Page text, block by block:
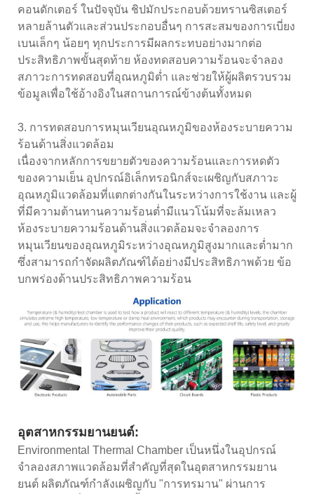
คอนดักเตอร์ ในปัจจุบัน ชิปมักประกอบด้วยทรานซิสเตอร์
หลายล้านตัวและส่วนประกอบอื่นๆ การสะสมของการเบี่ยง
เบนเล็กๆ น้อยๆ ทุกประการมีผลกระทบอย่างมากต่อ
ประสิทธิภาพขั้นสุดท้าย ห้องทดสอบความร้อนจะจำลอง
สภาวะการทดสอบที่อุณหภูมิต่ำ และช่วยให้ผู้ผลิตรวบรวม
ข้อมูลเพื่อใช้อ้างอิงในสถานการณ์ข้างต้นทั้งหมด
3. การทดสอบการหมุนเวียนอุณหภูมิของห้องระบายความ
ร้อนด้านสิ่งแวดล้อม
เนื่องจากหลักการขยายตัวของความร้อนและการหดตัว
ของความเย็น อุปกรณ์อิเล็กทรอนิกส์จะเผชิญกับสภาวะ
อุณหภูมิแวดล้อมที่แตกต่างกันในระหว่างการใช้งาน และผู้
ที่มีความต้านทานความร้อนต่ำมีแนวโน้มที่จะล้มเหลว
ห้องระบายความร้อนด้านสิ่งแวดล้อมจะจำลองการ
หมุนเวียนของอุณหภูมิระหว่างอุณหภูมิสูงมากและต่ำมาก
ซึ่งสามารถกำจัดผลิตภัณฑ์ได้อย่างมีประสิทธิภาพด้วย ข้อ
บกพร่องด้านประสิทธิภาพความร้อน
อุตสาหกรรมยานยนต์:
Environmental Thermal Chamber เป็นหนึ่งในอุปกรณ์
จำลองสภาพแวดล้อมที่สำคัญที่สุดในอุตสาหกรรมยาน
ยนต์ ผลิตภัณฑ์กำลังเผชิญกับ "การทรมาน" ผ่านการ